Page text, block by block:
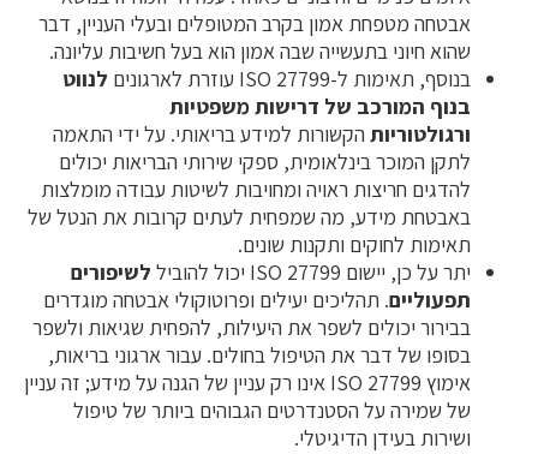
אבטחה מטפחת אמון בקרב המטופלים ובעלי העניין, דבר
שהוא חיוני בתעשייה שבה אמון הוא בעל חשיבות עליונה.
בנוסף, תאימות ל-ISO 27799 עוזרת לארגונים
לנווט
בנוף המורכב של דרישות משפטיות
ורגולטוריות הקשורות למידע בריאותי. על ידי התאמה
לתקן המוכר בינלאומית, ספקי שירותי הבריאות יכולים
להדגים חריצות ראויה ומחויבות לשיטות עבודה מומלצות
באבטחת מידע, מה שמפחית לעתים קרובות את הנטל של
תאימות לחוקים ותקנות שונים.
יתר על כן, יישום ISO 27799 יכול להוביל
לשיפורים
תפעוליים. תהליכים יעילים ופרוטוקולי אבטחה מוגדרים
בבירור יכולים לשפר את היעילות, להפחית שגיאות ולשפר
בסופו של דבר את הטיפול בחולים. עבור ארגוני בריאות,
אימוץ ISO 27799 אינו רק עניין של הגנה על מידע; זה עניין
של שמירה על הסטנדרטים הגבוהים ביותר של טיפול
ושירות בעידן הדיגיטלי.